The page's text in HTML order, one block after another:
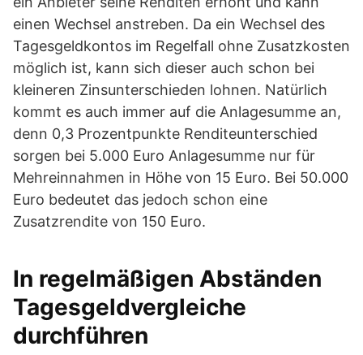
einen Wechsel anstreben. Da ein Wechsel des
Tagesgeldkontos im Regelfall ohne Zusatzkosten
möglich ist, kann sich dieser auch schon bei
kleineren Zinsunterschieden lohnen. Natürlich
kommt es auch immer auf die Anlagesumme an,
denn 0,3 Prozentpunkte Renditeunterschied
sorgen bei 5.000 Euro Anlagesumme nur für
Mehreinnahmen in Höhe von 15 Euro. Bei 50.000
Euro bedeutet das jedoch schon eine
Zusatzrendite von 150 Euro.
In regelmäßigen Abständen
Tagesgeldvergleiche
durchführen